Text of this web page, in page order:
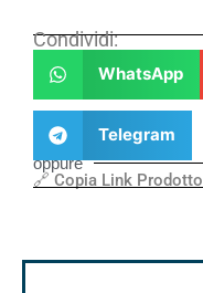
Condividi:
WhatsApp
Telegram
oppure
🔗 Copia Link Prodotto